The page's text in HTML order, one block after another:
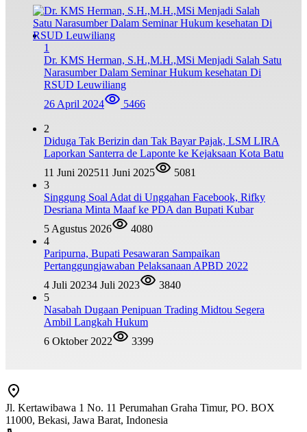
1
Dr. KMS Herman, S.H.,M.H.,MSi Menjadi Salah Satu
Narasumber Dalam Seminar Hukum kesehatan Di
RSUD Leuwiliang
26 April 2024
5466
2
Diduga Tak Berizin dan Tak Bayar Pajak, LSM LIRA
Laporkan Santerra de Laponte ke Kejaksaan Kota Batu
11 Juni 202511 Juni 2025
5081
3
Singgung Soal Adat di Unggahan Facebook, Rifky
Desriana Minta Maaf ke PDA dan Bupati Kubar
5 Agustus 2026
4080
4
Paripurna, Bupati Pesawaran Sampaikan
Pertanggungjawaban Pelaksanaan APBD 2022
4 Juli 20234 Juli 2023
3840
5
Nasabah Dugaan Penipuan Trading Midtou Segera
Ambil Langkah Hukum
6 Oktober 2022
3399
Jl. Kertawibawa 1 No. 11 Perumahan Graha Timur, PO. BOX
11000, Bekasi, Jawa Barat, Indonesia